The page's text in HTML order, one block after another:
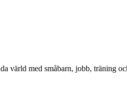
värld med småbarn, jobb, träning